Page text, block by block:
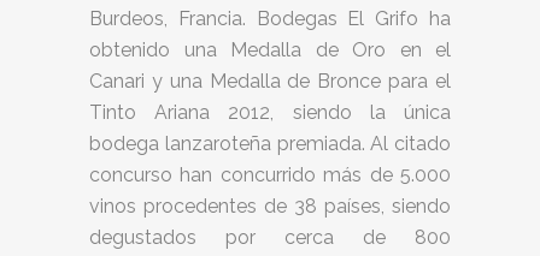
Burdeos, Francia. Bodegas El Grifo ha
obtenido una Medalla de Oro en el
Canari y una Medalla de Bronce para el
Tinto Ariana 2012, siendo la única
bodega lanzaroteña premiada. Al citado
concurso han concurrido más de 5.000
vinos procedentes de 38 países, siendo
degustados por cerca de 800